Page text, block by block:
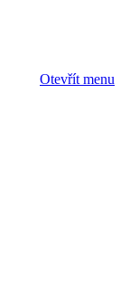
Otevřít menu